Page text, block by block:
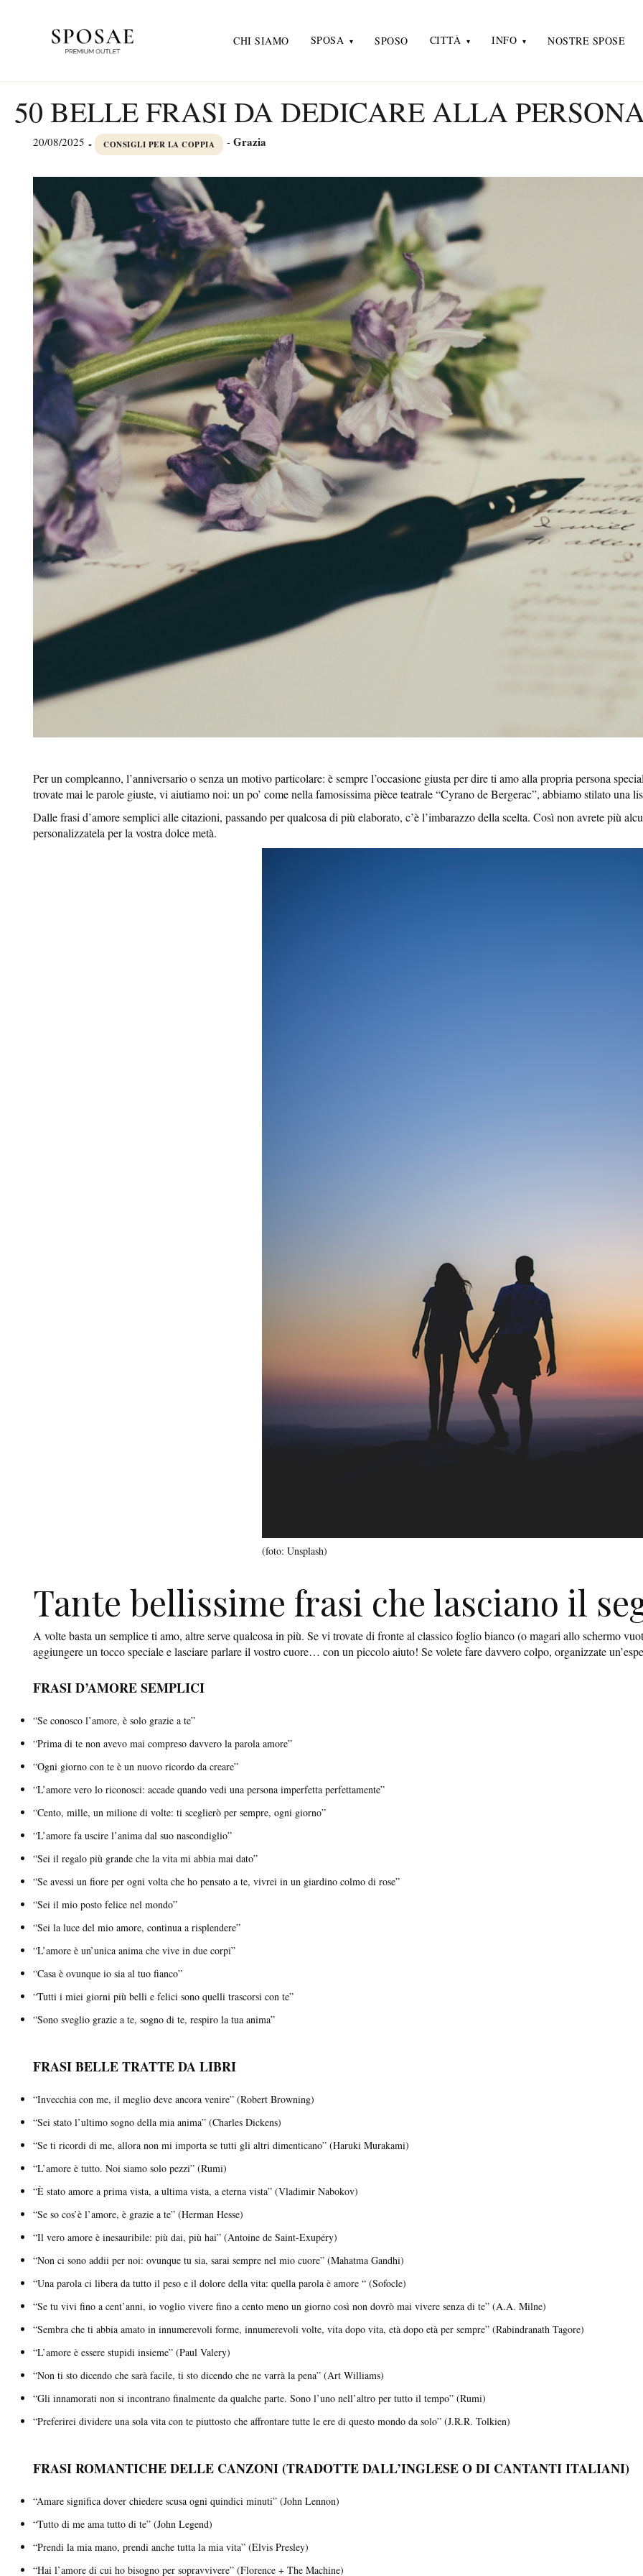
CHI SIAMO SPOSA SPOSO CITTÀ INFO NOSTRE SPOSE
50 BELLE FRASI DA DEDICARE ALLA
20/08/2025 - CONSIGLI PER LA COPPIA -Grazia
Per un compleanno, l’anniversario o senza un motivo particolare: è sempre l’occasione giusta per dire ti amo alla propria persona
trovate mai le parole giuste, vi aiutiamo noi: un po’ come nella famosissima pièce teatrale “Cyrano de Bergerac”, abbiamo stilato una
Dalle frasi d’amore semplici alle citazioni, passando per qualcosa di più elaborato, c’è l’imbarazzo della scelta. Così non avrete più
personalizzatela per la vostra dolce metà.
(foto: Unsplash)
Tante bellissime frasi che lasciano il
A volte basta un semplice ti amo, altre serve qualcosa in più. Se vi trovate di fronte al classico foglio bianco (o magari allo schermo
aggiungere un tocco speciale e lasciare parlare il vostro cuore… con un piccolo aiuto! Se volete fare davvero colpo, organizzate
FRASI D’AMORE SEMPLICI
“Se conosco l’amore, è solo grazie a te”
“Prima di te non avevo mai compreso davvero la parola amore”
“Ogni giorno con te è un nuovo ricordo da creare”
“L’amore vero lo riconosci: accade quando vedi una persona imperfetta perfettamente”
“Cento, mille, un milione di volte: ti sceglierò per sempre, ogni giorno”
“L’amore fa uscire l’anima dal suo nascondiglio”
“Sei il regalo più grande che la vita mi abbia mai dato”
“Se avessi un fiore per ogni volta che ho pensato a te, vivrei in un giardino colmo di rose”
“Sei il mio posto felice nel mondo”
“Sei la luce del mio amore, continua a risplendere”
“L’amore è un’unica anima che vive in due corpi”
“Casa è ovunque io sia al tuo fianco”
“Tutti i miei giorni più belli e felici sono quelli trascorsi con te”
“Sono sveglio grazie a te, sogno di te, respiro la tua anima”
FRASI BELLE TRATTE DA LIBRI
“Invecchia con me, il meglio deve ancora venire” (Robert Browning)
“Sei stato l’ultimo sogno della mia anima” (Charles Dickens)
“Se ti ricordi di me, allora non mi importa se tutti gli altri dimenticano” (Haruki Murakami)
“L’amore è tutto. Noi siamo solo pezzi” (Rumi)
“È stato amore a prima vista, a ultima vista, a eterna vista” (Vladimir Nabokov)
“Se so cos’è l’amore, è grazie a te” (Herman Hesse)
“Il vero amore è inesauribile: più dai, più hai” (Antoine de Saint-Exupéry)
“Non ci sono addii per noi: ovunque tu sia, sarai sempre nel mio cuore” (Mahatma Gandhi)
“Una parola ci libera da tutto il peso e il dolore della vita: quella parola è amore “ (Sofocle)
“Se tu vivi fino a cent’anni, io voglio vivere fino a cento meno un giorno così non dovrò mai vivere senza di te” (A.A. Milne)
“Sembra che ti abbia amato in innumerevoli forme, innumerevoli volte, vita dopo vita, età dopo età per sempre” (Rabindranath Tagore)
“L’amore è essere stupidi insieme” (Paul Valery)
“Non ti sto dicendo che sarà facile, ti sto dicendo che ne varrà la pena” (Art Williams)
“Gli innamorati non si incontrano finalmente da qualche parte. Sono l’uno nell’altro per tutto il tempo” (Rumi)
“Preferirei dividere una sola vita con te piuttosto che affrontare tutte le ere di questo mondo da solo” (J.R.R. Tolkien)
FRASI ROMANTICHE DELLE CANZONI (TRADOTTE DALL’INGLESE O DI CANTANTI ITALIANI)
“Amare significa dover chiedere scusa ogni quindici minuti” (John Lennon)
“Tutto di me ama tutto di te” (John Legend)
“Prendi la mia mano, prendi anche tutta la mia vita” (Elvis Presley)
“Hai l’amore di cui ho bisogno per sopravvivere” (Florence + The Machine)